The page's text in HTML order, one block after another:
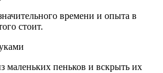
времени и опыта в
стоит.
маленьких пеньков и вскрыть их